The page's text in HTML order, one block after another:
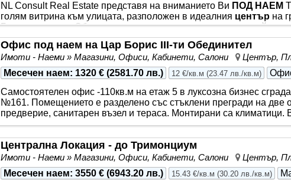
NL Consult Real Estate представя на вниманието Ви ПОД НАЕМ
голям витрина към улицата, разположен в идеалния център на
Главната улица. Обектът е подходящ както за търговска
за красота, фризьорски салон, галерия и др. Състои се от едно
тоалетна. Отдава се дългосрочно.
Офис под наем на Цар Борис III-ти Обединител
Имоти - Наеми » Магазини, Офиси, Кабинети, Салони
Център,
Месечен наем: 1320 € (2581.70 лв.) 12 €/кв.м (23.47 лв./кв.м)
Самостоятелен офис -110кв.м на етаж 5 в луксозна бизнес
№161. Помещението е разделено със стъклени прегради на две
предверие, санитарен възел и тераса. Монтирани са климатици.
Централна Локация - до Тримонциум
Имоти - Наеми » Магазини, Офиси, Кабинети, Салони
Център,
Месечен наем: 3550 € (6943.20 лв.) 15.43 €/кв.м (30.20 лв./кв.м)